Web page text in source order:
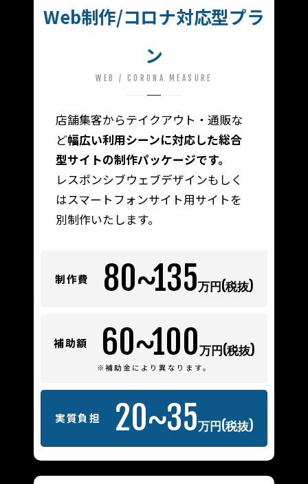
Web制作/コロナ対応型プラ
ン
WEB / CORONA MEASURE
店舗集客からテイクアウト・通販な
ど幅広い利用シーンに対応した総合
型サイトの制作パッケージです。
レスポンシブウェブデザインもしく
はスマートフォンサイト用サイトを
別制作いたします。
制作費 80~135万円(税抜)
補助額 60~100万円(税抜)
※補助金により異なります。
実質負担 20~35万円(税抜)